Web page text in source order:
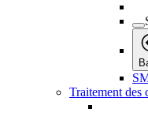
Traitement des